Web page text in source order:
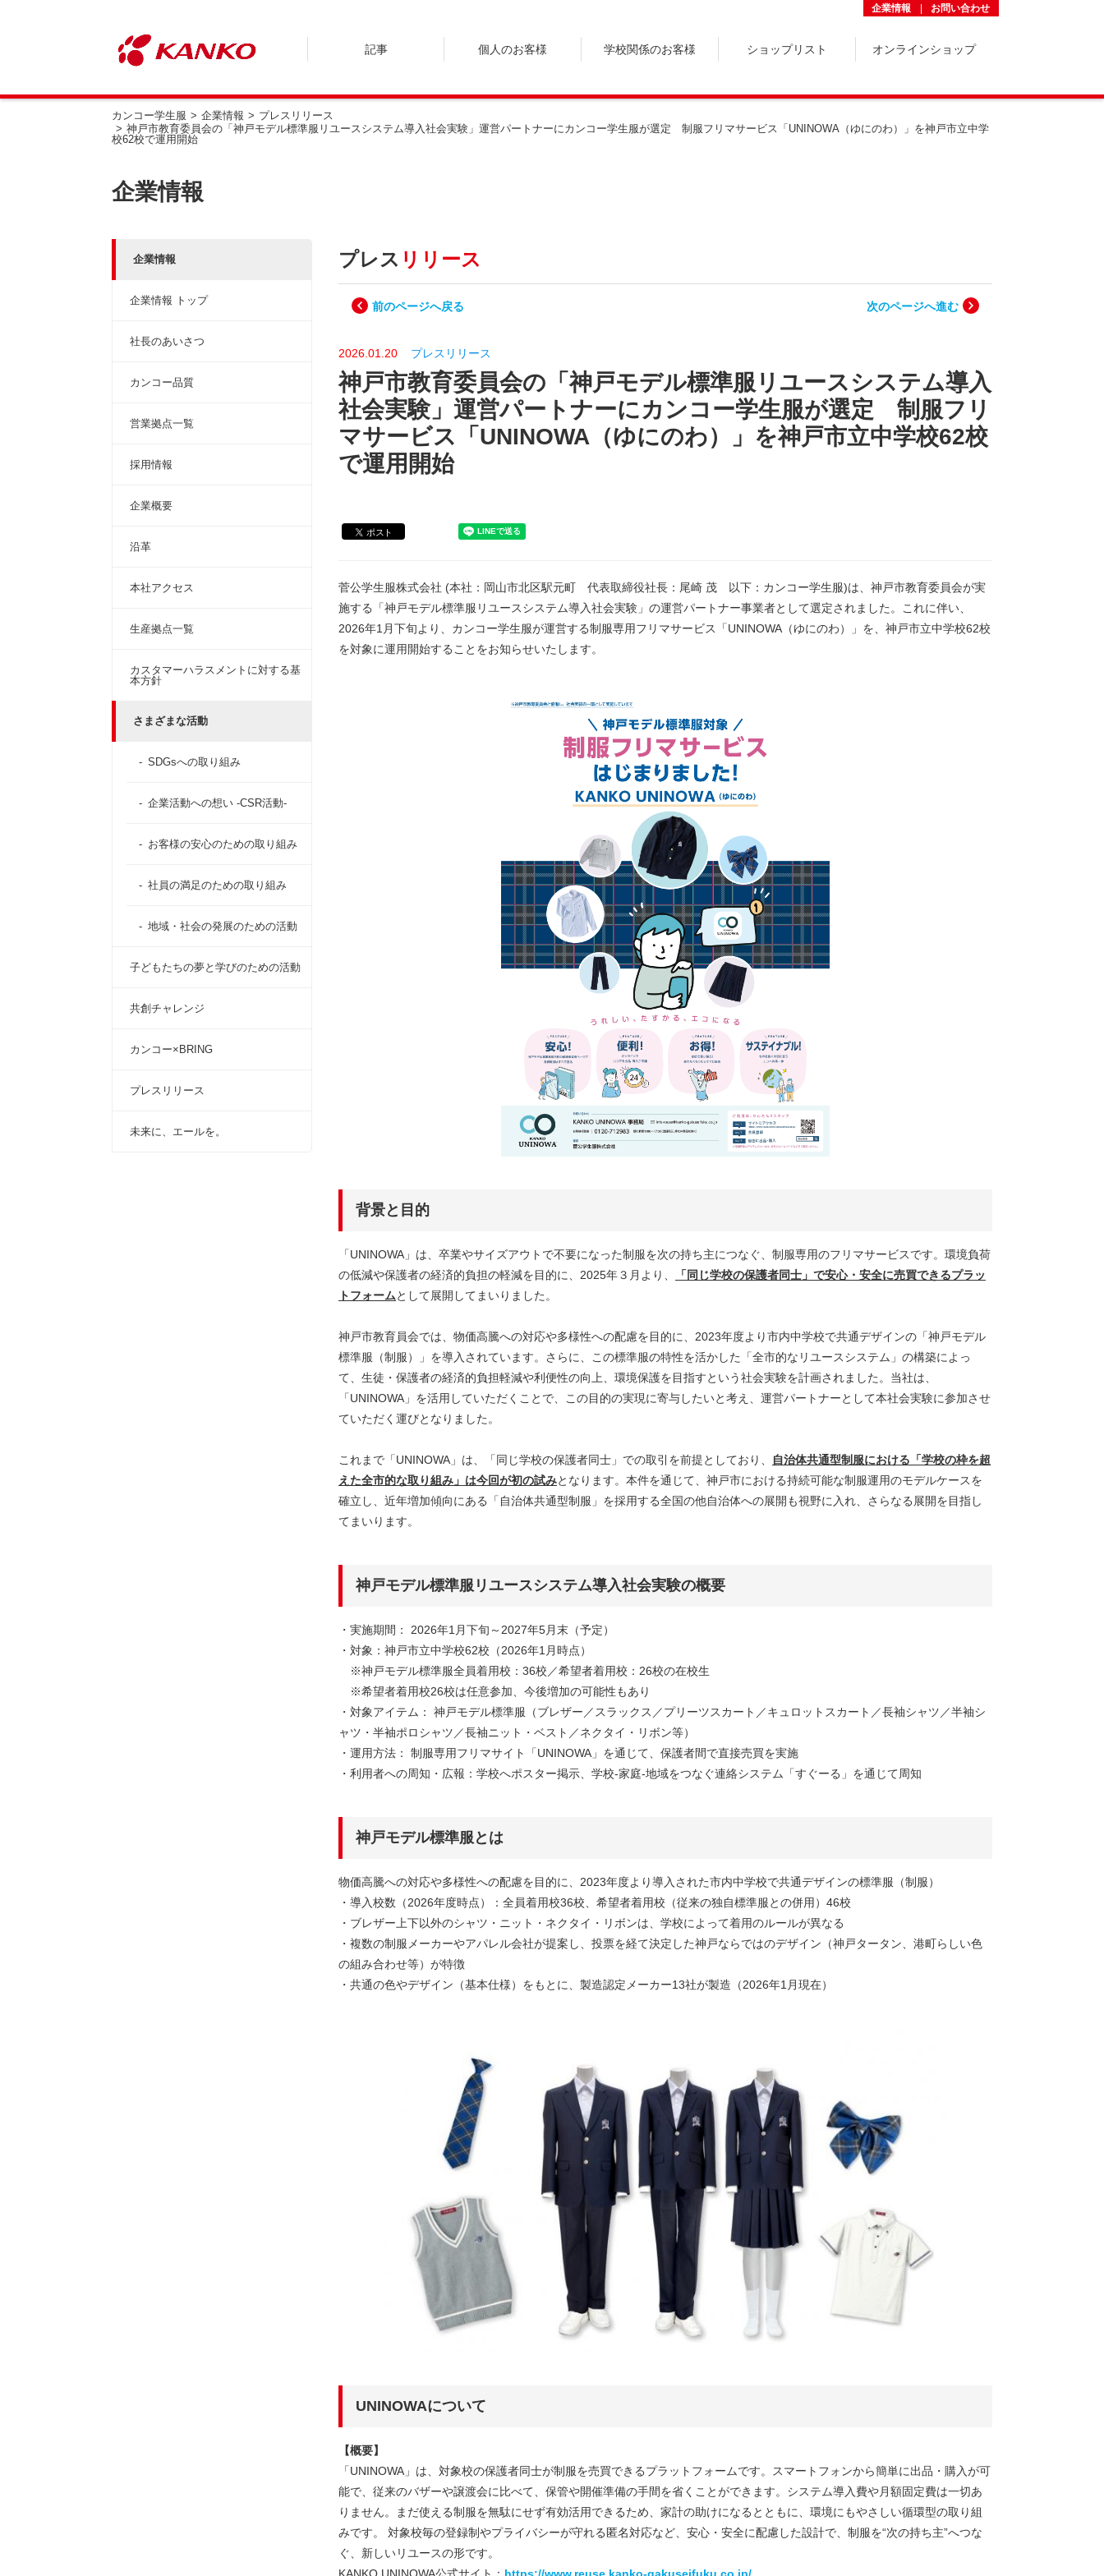
記事 個人のお客様 学校関係のお客様 ショップリスト オンラインショップ
企業情報 お問い合わせ
企業情報
企業情報 トップ
社長のあいさつ
カンコー品質
営業拠点一覧
採用情報
企業概要
沿革
本社アクセス
生産拠点一覧
カスタマーハラスメントに対する基
本方針
さまざまな活動
SDGsへの取り組み
企業活動への想い -CSR活動-
お客様の安心のための取り組み
社員の満足のための取り組み
地域・社会の発展のための活動
子どもたちの夢と学びのための活動
共創チャレンジ
カンコー×BRING
プレスリリース
未来に、エールを。
カンコー学生服 企業情報
プレスリリース
神戸市教育委員会の「神戸モデル標準服リユースシステム導入社会実験」運営パートナーにカンコー学生服が選定 制服フリマサービス「UNINOWA（ゆにのわ）」を神戸市立中学
校62校で運用開始
企業情報
プレス リリース
前のページへ戻る 次のページへ進む
2026.01.20 プレスリリース
神戸市教育委員会の「神戸モデル標準服リユースシステム導入
社会実験」運営パートナーにカンコー学生服が選定 制服フリ
マサービス「UNINOWA（ゆにのわ）」を神戸市立中学校62校
で運用開始
菅公学生服株式会社 (本社：岡山市北区駅元町 代表取締役社長：尾崎 茂 以下：カンコー学生服)は、神戸市教育委員会が実
施する「神戸モデル標準服リユースシステム導入社会実験」の運営パートナー事業者として選定されました。これに伴い、
2026年1月下旬より、カンコー学生服が運営する制服専用フリマサービス「UNINOWA（ゆにのわ）」を、神戸市立中学校62校
を対象に運用開始することをお知らせいたします。
背景と目的
「UNINOWA」は、卒業やサイズアウトで不要になった制服を次の持ち主につなぐ、制服専用のフリマサービスです。環境負荷
の低減や保護者の経済的負担の軽減を目的に、2025年３月より、
「同じ学校の保護者同士」で安心・安全に売買できるプラッ
トフォームとして展開してまいりました。
神戸市教育員会では、物価高騰への対応や多様性への配慮を目的に、2023年度より市内中学校で共通デザインの「神戸モデル
標準服（制服）」を導入されています。さらに、この標準服の特性を活かした「全市的なリユースシステム」の構築によっ
て、生徒・保護者の経済的負担軽減や利便性の向上、環境保護を目指すという社会実験を計画されました。当社は、
「UNINOWA」を活用していただくことで、この目的の実現に寄与したいと考え、運営パートナーとして本社会実験に参加させ
ていただく運びとなりました。
これまで「UNINOWA」は、「同じ学校の保護者同士」での取引を前提としており、
自治体共通型制服における「学校の枠を超
えた全市的な取り組み」は今回が初の試みとなります。本件を通じて、神戸市における持続可能な制服運用のモデルケースを
確立し、近年増加傾向にある「自治体共通型制服」を採用する全国の他自治体への展開も視野に入れ、さらなる展開を目指し
てまいります。
神戸モデル標準服リユースシステム導入社会実験の概要
・実施期間： 2026年1月下旬～2027年5月末（予定）
・対象：神戸市立中学校62校（2026年1月時点）
※神戸モデル標準服全員着用校：36校／希望者着用校：26校の在校生
※希望者着用校26校は任意参加、今後増加の可能性もあり
・対象アイテム： 神戸モデル標準服（ブレザー／スラックス／プリーツスカート／キュロットスカート／長袖シャツ／半袖シ
ャツ・半袖ポロシャツ／長袖ニット・ベスト／ネクタイ・リボン等）
・運用方法： 制服専用フリマサイト「UNINOWA」を通じて、保護者間で直接売買を実施
・利用者への周知・広報：学校へポスター掲示、学校-家庭-地域をつなぐ連絡システム「すぐーる」を通じて周知
神戸モデル標準服とは
物価高騰への対応や多様性への配慮を目的に、2023年度より導入された市内中学校で共通デザインの標準服（制服）
・導入校数（2026年度時点）：全員着用校36校、希望者着用校（従来の独自標準服との併用）46校
・ブレザー上下以外のシャツ・ニット・ネクタイ・リボンは、学校によって着用のルールが異なる
・複数の制服メーカーやアパレル会社が提案し、投票を経て決定した神戸ならではのデザイン（神戸タータン、港町らしい色
の組み合わせ等）が特徴
・共通の色やデザイン（基本仕様）をもとに、製造認定メーカー13社が製造（2026年1月現在）
UNINOWAについて
【概要】
「UNINOWA」は、対象校の保護者同士が制服を売買できるプラットフォームです。スマートフォンから簡単に出品・購入が可
能で、従来のバザーや譲渡会に比べて、保管や開催準備の手間を省くことができます。システム導入費や月額固定費は一切あ
りません。まだ使える制服を無駄にせず有効活用できるため、家計の助けになるとともに、環境にもやさしい循環型の取り組
みです。 対象校毎の登録制やプライバシーが守れる匿名対応など、安心・安全に配慮した設計で、制服を“次の持ち主”へつな
ぐ、新しいリユースの形です。
KANKO UNINOWA公式サイト： https://www.reuse.kanko-gakuseifuku.co.jp/